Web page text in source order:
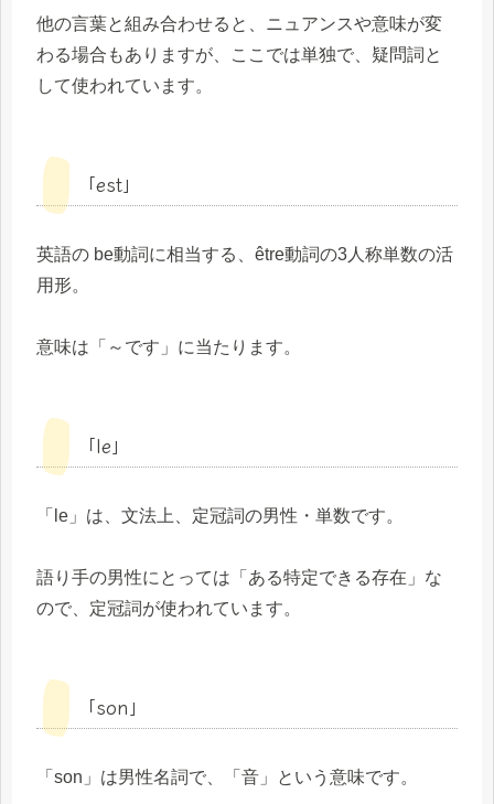
他の言葉と組み合わせると、ニュアンスや意味が変
わる場合もありますが、ここでは単独で、疑問詞と
して使われています。
「est」
英語の be動詞に相当する、être動詞の3人称単数の活
用形。
意味は「～です」に当たります。
「le」
「le」は、文法上、定冠詞の男性・単数です。
語り手の男性にとっては「ある特定できる存在」な
ので、定冠詞が使われています。
「son」
「son」は男性名詞で、「音」という意味です。